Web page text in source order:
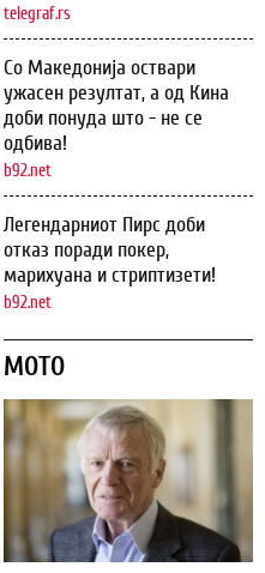
telegraf.rs
Со Македонија оствари
ужасен резултат, а од Кина
доби понуда што - не се
одбива!
b92.net
Легендарниот Пирс доби
отказ поради покер,
марихуана и стриптизети!
b92.net
МОТО